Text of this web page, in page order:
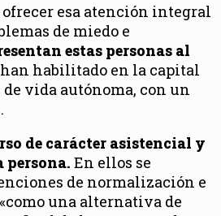
esa atención integral
de miedo e
estas personas al
han habilitado en la capital
vida autónoma, con un
de carácter asistencial y
persona. En ellos se
de normalización e
una alternativa de